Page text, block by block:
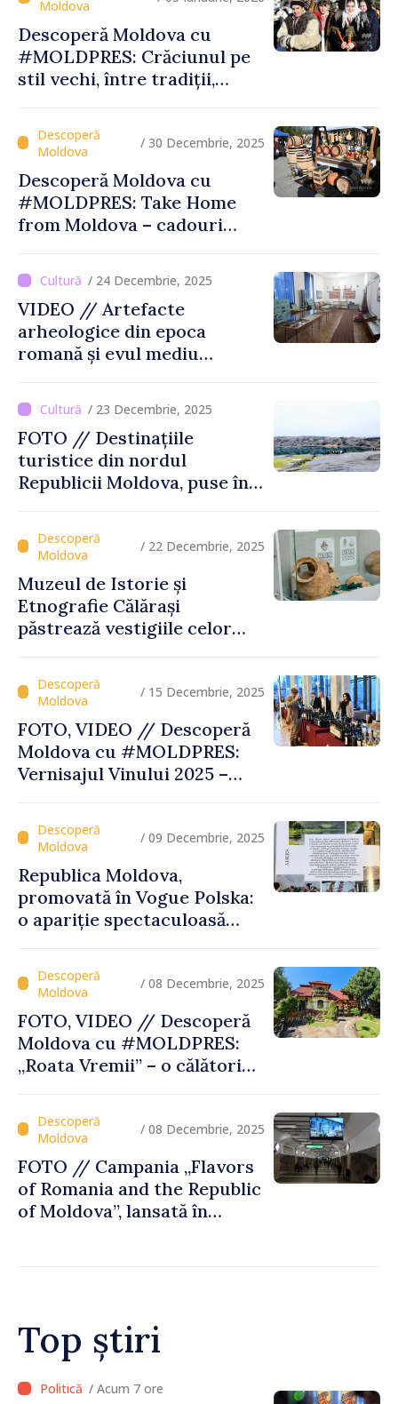
Descoperă Moldova cu
#MOLDPRES: Crăciunul pe
stil vechi, între tradiții,
/ 30 Decembrie, 2025
Descoperă Moldova cu
#MOLDPRES: Take Home
from Moldova – cadouri
Moldova
/ 24 Decembrie, 2025
VIDEO // Artefacte
arheologice din epoca
romană și evul mediu
Muzeul din Tartaul
/ 23 Decembrie, 2025
FOTO // Destinațiile
turistice din nordul
Republicii Moldova, puse în
/ 22 Decembrie, 2025
Muzeul de Istorie și
Etnografie Călărași
păstrează vestigiile celor
/ 15 Decembrie, 2025
FOTO, VIDEO // Descoperă
Moldova cu #MOLDPRES:
Vernisajul Vinului 2025 –
semnul Vinului Moldovei
/ 09 Decembrie, 2025
Republica Moldova,
promovată în Vogue Polska:
o apariție spectaculoasă
/ 08 Decembrie, 2025
FOTO, VIDEO // Descoperă
Moldova cu #MOLDPRES:
„Roata Vremii” – o călătorie
Gastronomice
/ 08 Decembrie, 2025
FOTO // Campania „Flavors
of Romania and the Republic
of Moldova”, lansată în
Top știri
/ Acum 5 ore